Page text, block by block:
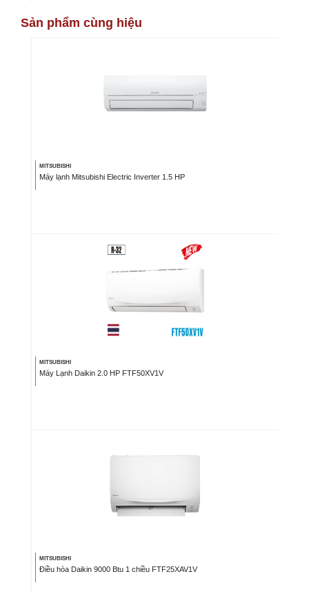
Sản phẩm cùng hiệu
MITSUBISHI
Máy lạnh Mitsubishi Electric Inverter 1.5 HP
MITSUBISHI
Máy Lạnh Daikin 2.0 HP FTF50XV1V
MITSUBISHI
Điều hòa Daikin 9000 Btu 1 chiều FTF25XAV1V